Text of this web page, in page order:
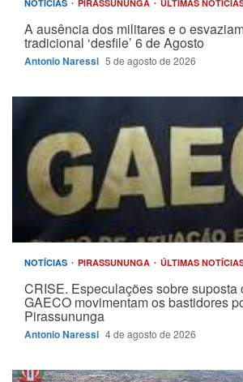
NOTÍCIAS PIRASSUNUNGA ÚLTIMAS
A ausência dos militares e o
tradicional ‘desfile’ 6 de Agosto
Antonio Naressi 5 de agosto de 2026
NOTÍCIAS PIRASSUNUNGA ÚLTIMAS
CRISE. Especulações sobre suposta
GAECO movimentam os bastidores
Pirassununga
Antonio Naressi 4 de agosto de 2026